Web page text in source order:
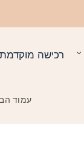
רכישה
עמוד